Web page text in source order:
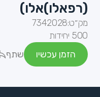
(רפאלו)אלו)
מק״ט:7342028
500 יחידות
הזמן עכשיו
שתף